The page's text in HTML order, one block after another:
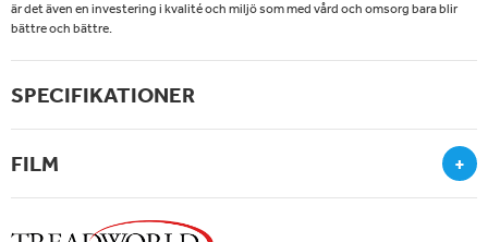
är det även en investering i kvalité och miljö som med vård och omsorg bara blir
bättre och bättre.
SPECIFIKATIONER
FILM +